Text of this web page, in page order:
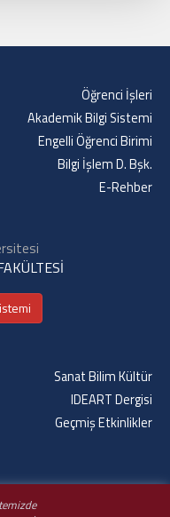
Öğrenci İşleri
Akademik Bilgi Sistemi
Engelli Öğrenci Birimi
Bilgi İşlem D. Bşk.
E-Rehber
Sanat Bilim Kültür
IDEART Dergisi
Geçmiş Etkinlikler